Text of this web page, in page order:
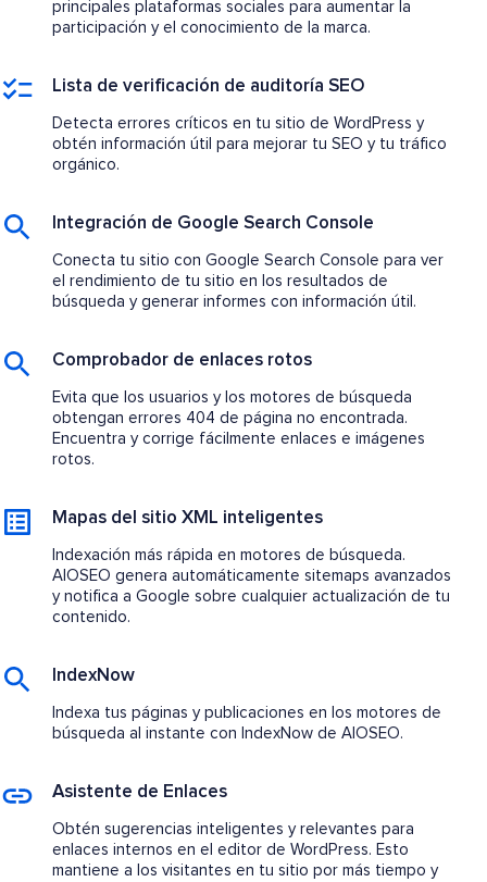
principales plataformas sociales para aumentar la
participación y el conocimiento de la marca.
Lista de verificación de auditoría SEO
Detecta errores críticos en tu sitio de WordPress y
obtén información útil para mejorar tu SEO y tu tráfico
orgánico.
Integración de Google Search Console
Conecta tu sitio con Google Search Console para ver
el rendimiento de tu sitio en los resultados de
búsqueda y generar informes con información útil.
Comprobador de enlaces rotos
Evita que los usuarios y los motores de búsqueda
obtengan errores 404 de página no encontrada.
Encuentra y corrige fácilmente enlaces e imágenes
rotos.
Mapas del sitio XML inteligentes
Indexación más rápida en motores de búsqueda.
AIOSEO genera automáticamente sitemaps avanzados
y notifica a Google sobre cualquier actualización de tu
contenido.
IndexNow
Indexa tus páginas y publicaciones en los motores de
búsqueda al instante con IndexNow de AIOSEO.
Asistente de Enlaces
Obtén sugerencias inteligentes y relevantes para
enlaces internos en el editor de WordPress. Esto
mantiene a los visitantes en tu sitio por más tiempo y